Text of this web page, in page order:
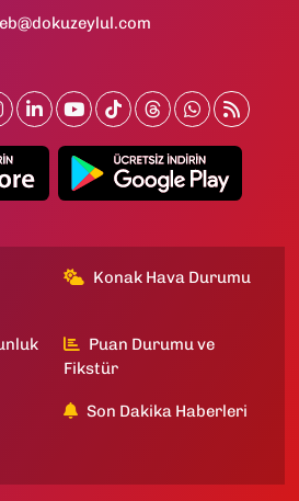
Konak Hava Durumu
Puan Durumu ve
Fikstür
Son Dakika Haberleri